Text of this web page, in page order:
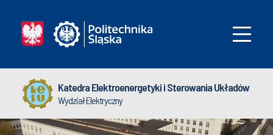
Katedra Elektroenergetyki i Sterowania Układów
Wydział Elektryczny